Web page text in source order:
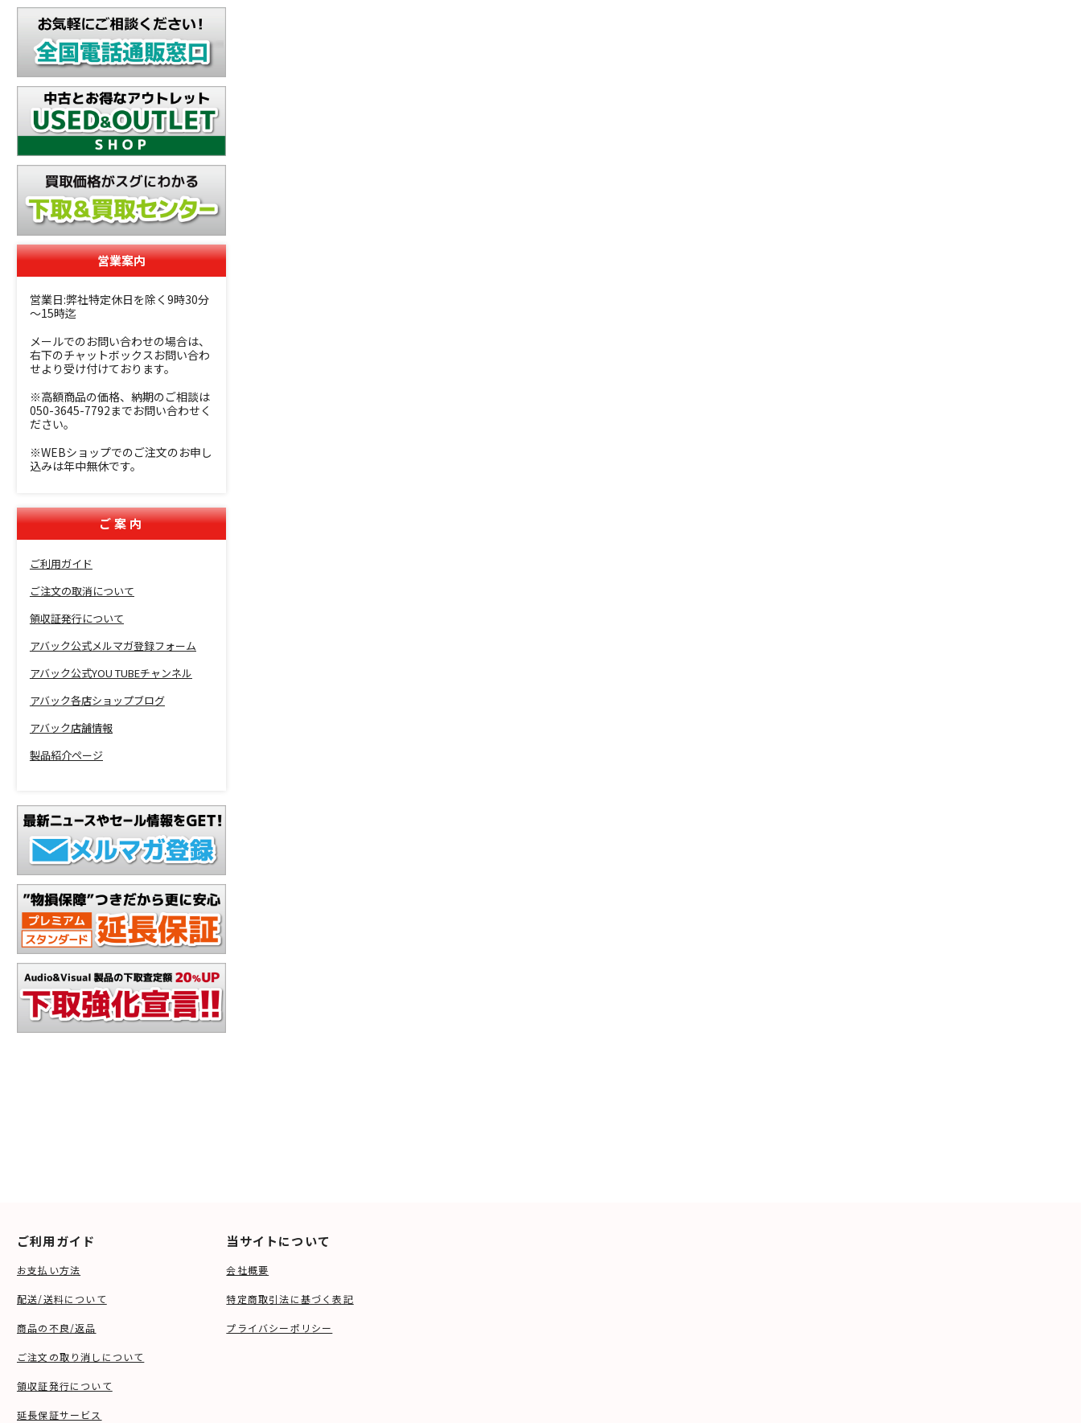
営業案内
営業日:弊社特定休日を除く9時30分
～15時迄
メールでのお問い合わせの場合は、
右下のチャットボックスお問い合わ
せより受け付けております。
※高額商品の価格、納期のご相談は
050-3645-7792までお問い合わせく
ださい。
※WEBショップでのご注文のお申し
込みは年中無休です。
ご案内
ご利用ガイド
ご注文の取消について
領収証発行について
アバック公式メルマガ登録フォーム
アバック公式YOU TUBEチャンネル
アバック各店ショップブログ
アバック店舗情報
製品紹介ページ
ご利用ガイド
お支払い方法
配送/送料について
商品の不良/返品
ご注文の取り消しについて
領収証発行について
延長保証サービス
当サイトについて
会社概要
特定商取引法に基づく表記
プライバシーポリシー